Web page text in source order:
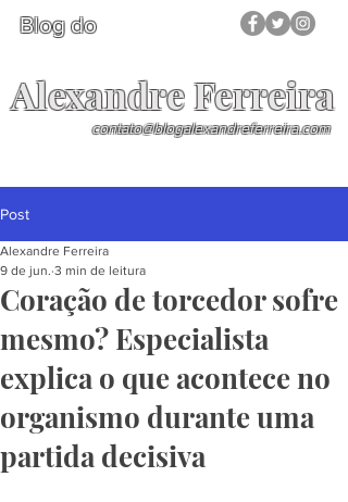
Blog do
Alexandre Ferreira
contato@blogalexandreferreira.com
Post
Coração de torcedor sofre
mesmo? Especialista
explica o que acontece no
organismo durante uma
partida decisiva
Alexandre Ferreira
9 de jun. 3 min de leitura